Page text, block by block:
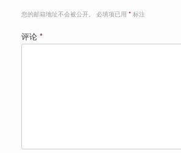
您的邮箱地址不会被公开。 必填项已用 * 标注
评论 *